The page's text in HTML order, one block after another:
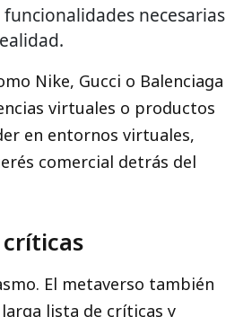
necesarias
Nike, Gucci o Balenciaga
virtuales o productos
en entornos virtuales,
comercial detrás del
El metaverso también
lista de críticas y